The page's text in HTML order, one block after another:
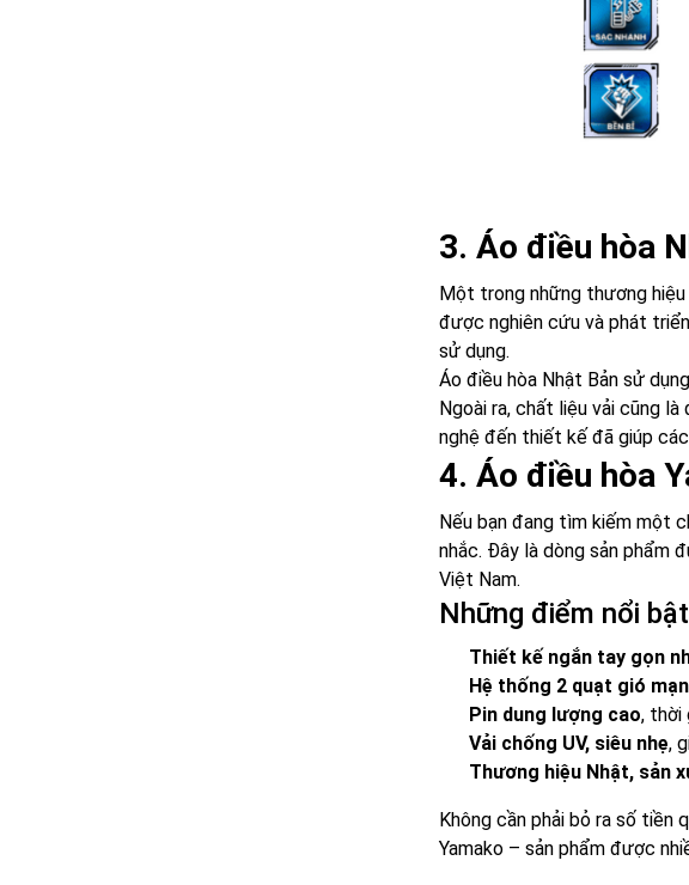
3. Áo điều hòa
Một trong những thương
được nghiên cứu và phát
sử dụng.
Áo điều hòa Nhật Bản sử dụng
Ngoài ra, chất liệu vải cũng
nghệ đến thiết kế đã giúp
4. Áo điều hòa
Nếu bạn đang tìm kiếm một
nhắc. Đây là dòng sản phẩm
Việt Nam.
Những điểm nổi
Thiết kế ngắn tay gọn
Hệ thống 2 quạt gió
Pin dung lượng cao, thời
Vải chống UV, siêu nhẹ,
Thương hiệu Nhật, sản
Không cần phải bỏ ra số tiền
Yamako – sản phẩm được